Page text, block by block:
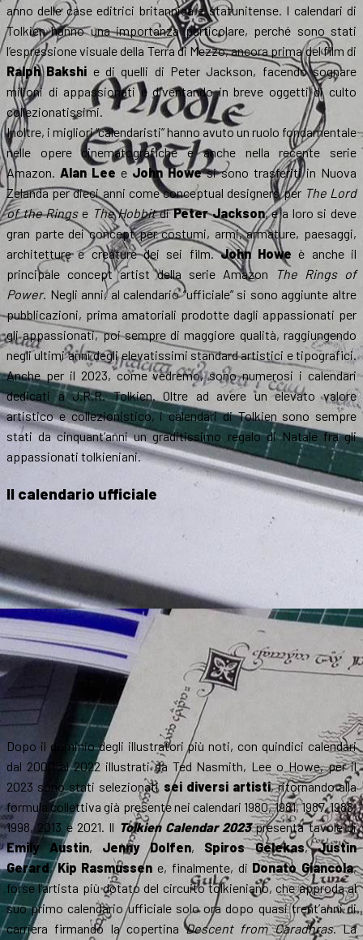
anno delle case editrici britannica e statunitense. I calendari di
Tolkien hanno una importanza particolare, perché sono stati
l’espressione visuale della Terra di Mezzo, ancora prima del film di
Ralph Bakshi e di quelli di Peter Jackson, facendo sognare
milioni di appassionati e diventando in breve oggetti di culto
collezionatissimi.
Inoltre, i migliori “calendaristi” hanno avuto un ruolo fondamentale
nelle opere cinematografiche e anche nella recente serie
Amazon. Alan Lee e John Howesi sono trasferiti in Nuova
Zelanda per dieci anni come conceptual designers per The Lord
of the Ringse The HobbitdiPeter Jackson, e a loro si deve
gran parte dei concept per costumi, armi, armature, paesaggi,
architetture e creature dei sei film.John Howe è anche il
principale concept artist della serie Amazon
The Rings of
Power. Negli anni, al calendario “ufficiale” si sono aggiunte altre
pubblicazioni, prima amatoriali prodotte dagli appassionati per
gli appassionati, poi sempre di maggiore qualità, raggiungendo
negli ultimi anni degli elevatissimi standard artistici e tipografici.
Anche per il 2023, come vedremo, sono numerosi i calendari
dedicati a J.R.R. Tolkien. Oltre ad avere un elevato valore
artistico e collezionistico, i calendari di Tolkien sono sempre
stati da cinquant’anni un graditissimo regalo di Natale fra gli
appassionati tolkieniani.
Il calendario ufficiale
Dopo il dominio degli illustratori più noti, con quindici calendari
dal 2000 al 2022 illustrati da Ted Nasmith, Lee o Howe, per il
2023 sono stati selezionati sei diversi artisti, ritornando alla
formula collettiva già presente nei calendari 1980, 1981, 1987, 1988,
1998, 2013 e 2021. Il Tolkien Calendar 2023presenta tavole di
Emily Austin, Jenny Dolfen, Spiros Gelekas,Justin
Gerard,Kip Rasmussen e, finalmente, di Donato Giancola,
forse l’artista più dotato del circuito tolkieniano, che approda al
suo primo calendario ufficiale solo ora dopo quasi trent’anni di
carriera firmando la copertinaDescent from Caradhras. La